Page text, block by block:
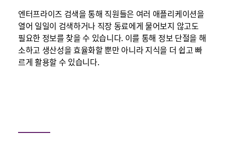
엔터프라이즈 검색을 통해 직원들은 여러 애플리케이션을
열어 일일이 검색하거나 직장 동료에게 물어보지 않고도
필요한 정보를 찾을 수 있습니다. 이를 통해 정보 단절을 해
소하고 생산성을 효율화할 뿐만 아니라 지식을 더 쉽고 빠
르게 활용할 수 있습니다.